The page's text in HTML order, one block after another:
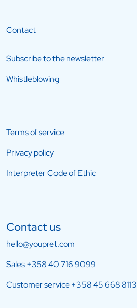
Contact
Subscribe to the newsletter
Whistleblowing
Terms of service
Privacy policy
Interpreter Code of Ethic
Contact us
hello@youpret.com
Sales+358 40 716 9099
Customer service+358 45 668 8113